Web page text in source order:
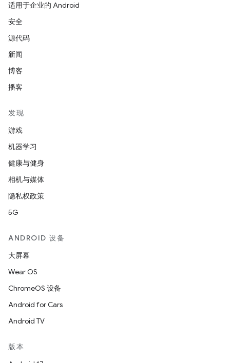
适用于企业的 Android
安全
源代码
新闻
博客
播客
发现
游戏
机器学习
健康与健身
相机与媒体
隐私权政策
5G
ANDROID 设备
大屏幕
Wear OS
ChromeOS 设备
Android for Cars
Android TV
版本